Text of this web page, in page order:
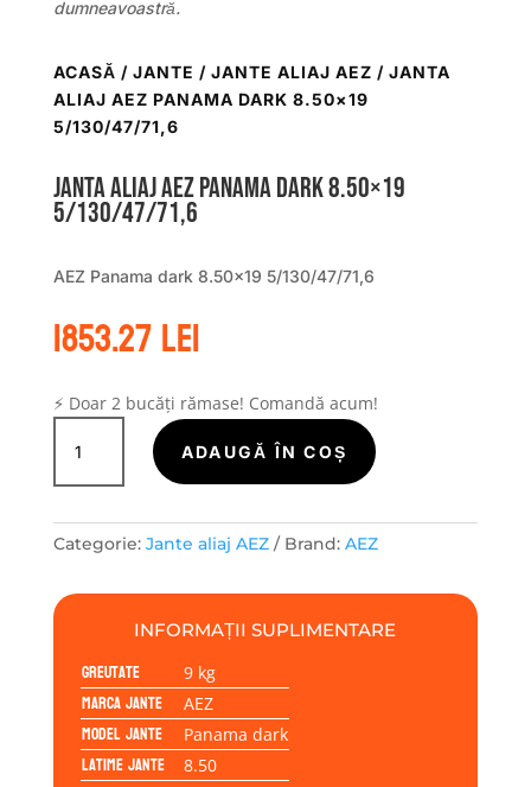
dumneavoastră.
ACASĂ / JANTE / JANTE ALIAJ AEZ / JANTA
ALIAJ AEZ PANAMA DARK 8.50×19
5/130/47/71,6
Janta aliaj AEZ Panama dark 8.50×19
5/130/47/71,6
AEZ Panama dark 8.50×19 5/130/47/71,6
1853.27lei
⚡ Doar 2 bucăți rămase! Comandă acum!
Cantitate
Janta
aliaj
Panama
8.50x19
5/130/47/71,6
ADAUGĂ ÎN COȘ
Categorie: Jante aliaj AEZ Brand: AEZ
INFORMAȚII SUPLIMENTARE
Greutate 9 kg
Marca jante AEZ
Model jante Panama dark
Latime jante 8.50